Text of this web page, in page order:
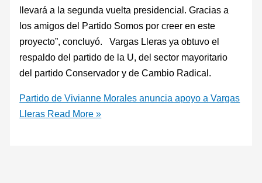
llevará a la segunda vuelta presidencial. Gracias a
los amigos del Partido Somos por creer en este
proyecto”, concluyó. Vargas Lleras ya obtuvo el
respaldo del partido de la U, del sector mayoritario
del partido Conservador y de Cambio Radical.
Partido de Vivianne Morales anuncia apoyo a Vargas
Lleras Read More »